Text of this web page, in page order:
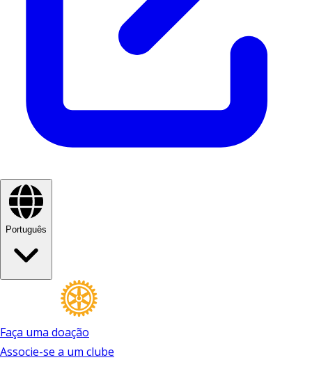
Português
Faça uma doação
Associe-se a um clube